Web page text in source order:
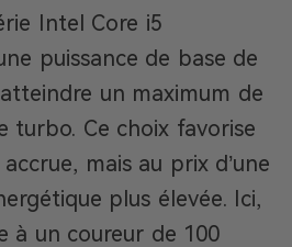
Intel Core i5
puissance de base de
un maximum de
turbo. Ce choix favorise
mais au prix d’une
plus élevée. Ici,
à un coureur de 100